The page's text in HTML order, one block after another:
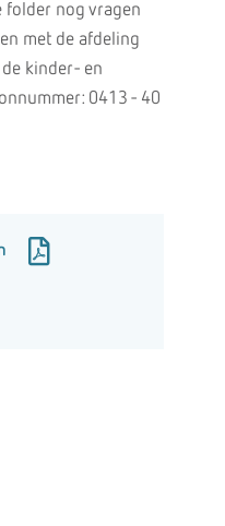
folder nog vragen
met de afdeling
kinder- en
0413 - 40